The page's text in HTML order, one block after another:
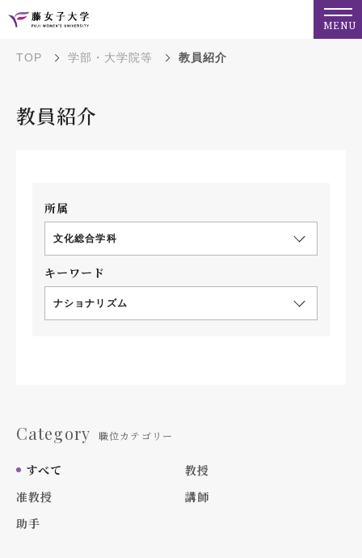
MENU
TOP 学部・大学院等 教員紹介
教員紹介
所属
文化総合学科
キーワード
ナショナリズム
Category 職位カテゴリー
すべて
教授
准教授
講師
助手